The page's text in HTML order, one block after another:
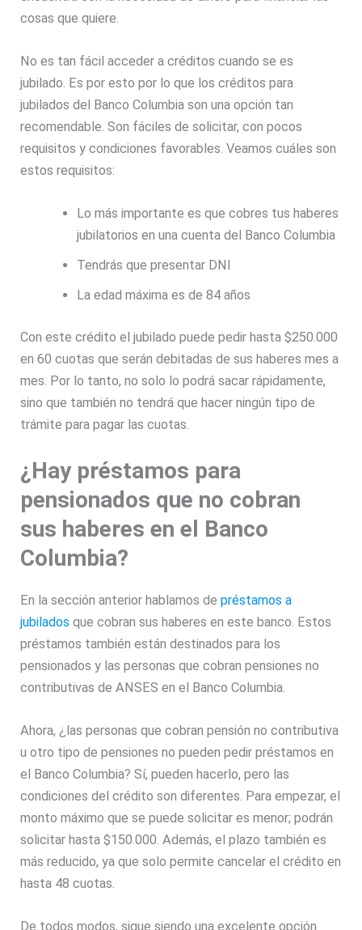
cosas que quiere.
No es tan fácil acceder a créditos cuando se es
jubilado. Es por esto por lo que los créditos para
jubilados del Banco Columbia son una opción tan
recomendable. Son fáciles de solicitar, con pocos
requisitos y condiciones favorables. Veamos cuáles son
estos requisitos:
Lo más importante es que cobres tus haberes
jubilatorios en una cuenta del Banco Columbia
Tendrás que presentar DNI
La edad máxima es de 84 años
Con este crédito el jubilado puede pedir hasta $250.000
en 60 cuotas que serán debitadas de sus haberes mes a
mes. Por lo tanto, no solo lo podrá sacar rápidamente,
sino que también no tendrá que hacer ningún tipo de
trámite para pagar las cuotas.
¿Hay préstamos para
pensionados que no cobran
sus haberes en el Banco
Columbia?
En la sección anterior hablamos depréstamos a
jubiladosque cobran sus haberes en este banco. Estos
préstamos también están destinados para los
pensionados y las personas que cobran pensiones no
contributivas de ANSES en el Banco Columbia.
Ahora, ¿las personas que cobran pensión no contributiva
u otro tipo de pensiones no pueden pedir préstamos en
el Banco Columbia? Sí, pueden hacerlo, pero las
condiciones del crédito son diferentes. Para empezar, el
monto máximo que se puede solicitar es menor; podrán
solicitar hasta $150.000. Además, el plazo también es
más reducido, ya que solo permite cancelar el crédito en
hasta 48 cuotas.
De todos modos, sigue siendo una excelente opción